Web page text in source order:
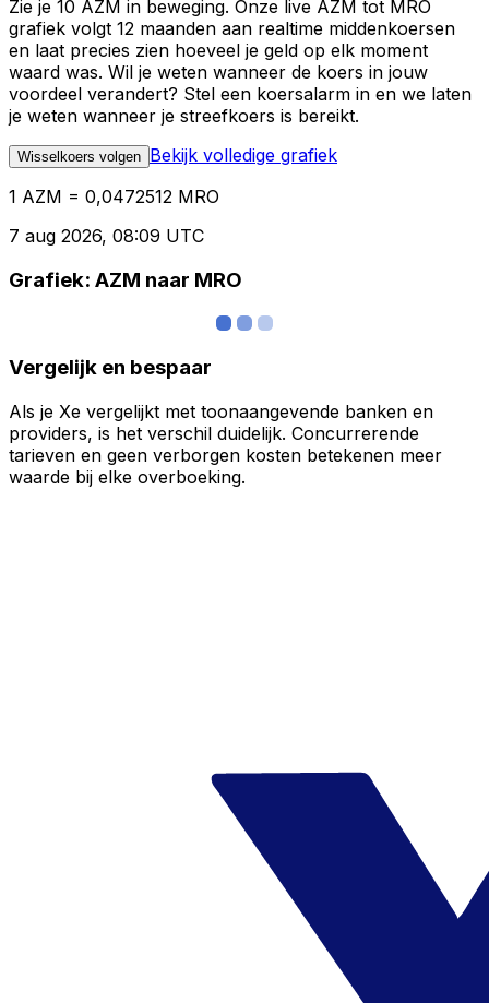
Zie je 10 AZM in beweging. Onze live AZM tot MRO
grafiek volgt 12 maanden aan realtime middenkoersen
en laat precies zien hoeveel je geld op elk moment
waard was. Wil je weten wanneer de koers in jouw
voordeel verandert? Stel een koersalarm in en we laten
je weten wanneer je streefkoers is bereikt.
Wisselkoers volgen Bekijk volledige grafiek
1 AZM = 0,0472512 MRO
7 aug 2026, 08:09 UTC
Grafiek: AZM naar MRO
Vergelijk en bespaar
Als je Xe vergelijkt met toonaangevende banken en
providers, is het verschil duidelijk. Concurrerende
tarieven en geen verborgen kosten betekenen meer
waarde bij elke overboeking.